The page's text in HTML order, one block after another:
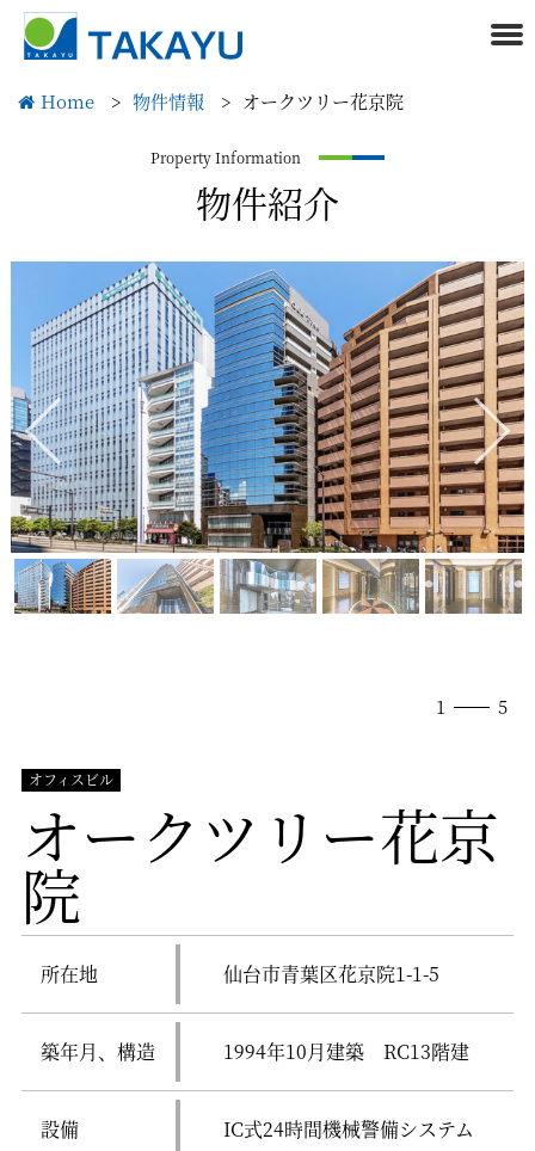
Home
> 物件情報 > オークツリー花京院
Property Information
物件紹介
1 5
オフィスビル
オークツリー花京
院
所在地 仙台市青葉区花京院1-1-5
築年月、構造 1994年10月建築 RC13階建
設備
IC式24時間機械警備システム